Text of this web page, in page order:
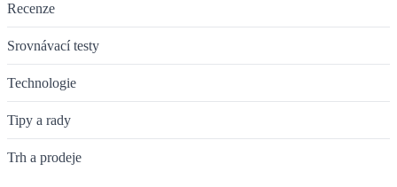
Recenze
Srovnávací testy
Technologie
Tipy a rady
Trh a prodeje